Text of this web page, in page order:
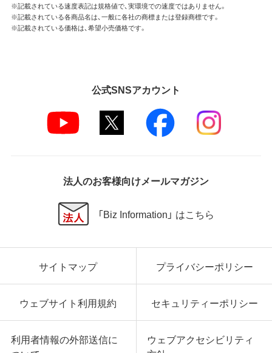
※記載されている速度表記は規格値で、実環境での速度ではありません。
※記載されている各商品名は、一般に各社の商標または登録商標です。
※記載されている価格は、希望小売価格です。
公式SNSアカウント
法人のお客様向けメールマガジン
「Biz Information」 はこちら
サイトマップ プライバシーポリシー
ウェブサイト利用規約 セキュリティーポリシー
利用者情報の外部送信に
ウェブアクセシビリティ